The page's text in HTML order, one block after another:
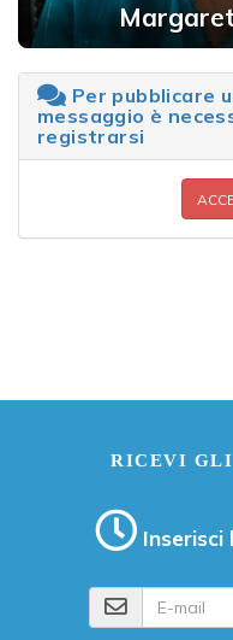
Per pubblicare
messaggio è
registrarsi
RICEVI